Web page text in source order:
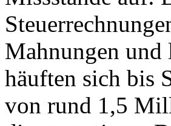
Mahnungen und
häuften sich bis
von rund 1,5